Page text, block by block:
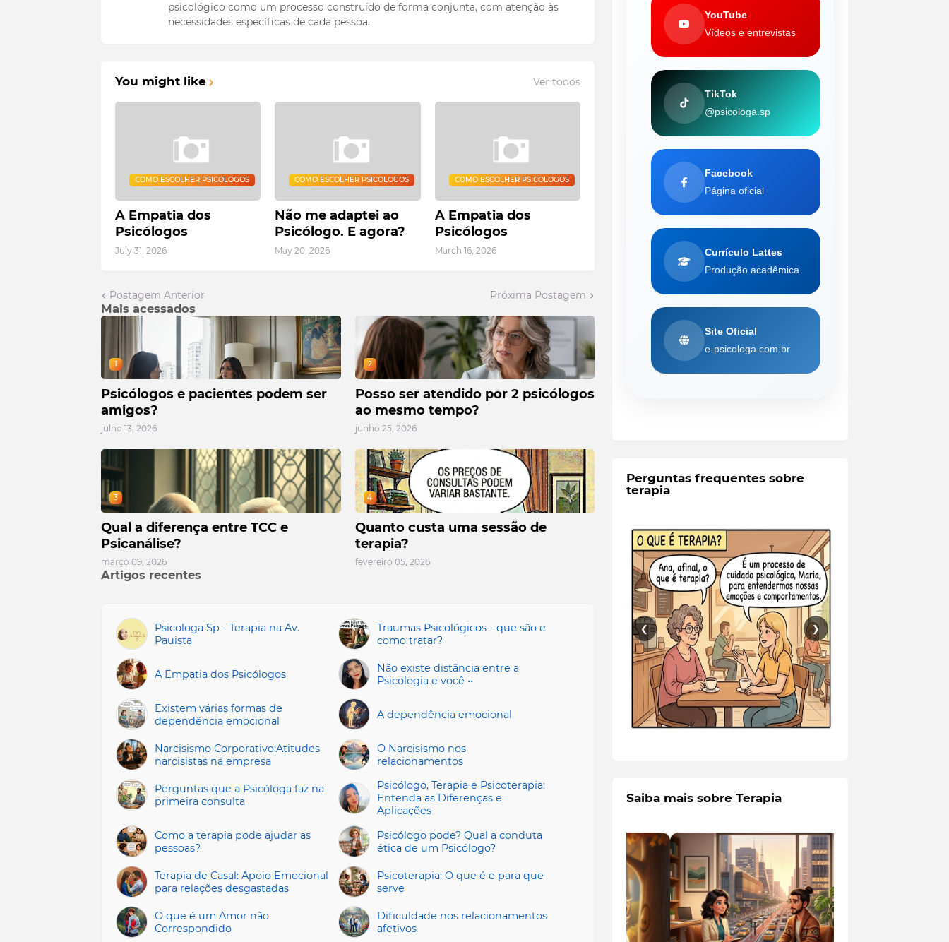
psicológico como um processo construído de forma conjunta, com atenção às
necessidades específicas de cada pessoa.
You might like Ver todos
COMO ESCOLHER PSICOLOGOS
A Empatia dos
Psicólogos
July 31, 2026
COMO ESCOLHER PSICOLOGOS
Não me adaptei ao
Psicólogo. E agora?
May 20, 2026
COMO ESCOLHER PSICOLOGOS
A Empatia dos
Psicólogos
March 16, 2026
Postagem Anterior Próxima Postagem
Mais acessados
1
Psicólogos e pacientes podem ser
amigos?
julho 13, 2026
2
Posso ser atendido por 2 psicólogos
ao mesmo tempo?
junho 25, 2026
3
Qual a diferença entre TCC e
Psicanálise?
março 09, 2026
4
Quanto custa uma sessão de
terapia?
fevereiro 05, 2026
Artigos recentes
Psicologa Sp - Terapia na Av.
Pauista
Traumas Psicológicos - que são e
como tratar?
A Empatia dos Psicólogos
Não existe distância entre a
Psicologia e você ••
Existem várias formas de
dependência emocional
A dependência emocional
Narcisismo Corporativo:Atitudes
narcisistas na empresa
O Narcisismo nos
relacionamentos
Perguntas que a Psicóloga faz na
primeira consulta
Psicólogo, Terapia e Psicoterapia:
Entenda as Diferenças e
Aplicações
Como a terapia pode ajudar as
pessoas?
Psicólogo pode? Qual a conduta
ética de um Psicólogo?
Terapia de Casal: Apoio Emocional
para relações desgastadas
Psicoterapia: O que é e para que
serve
O que é um Amor não
Correspondido
Dificuldade nos relacionamentos
afetivos
YouTube
Vídeos e entrevistas
TikTok
@psicologa.sp
Facebook
Página oficial
Currículo Lattes
Produção acadêmica
Site Oficial
e-psicologa.com.br
Perguntas frequentes sobre
terapia
❮ ❯
Saiba mais sobre Terapia